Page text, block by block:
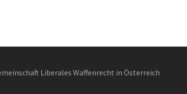
Liberales Waffenrecht in Österreich